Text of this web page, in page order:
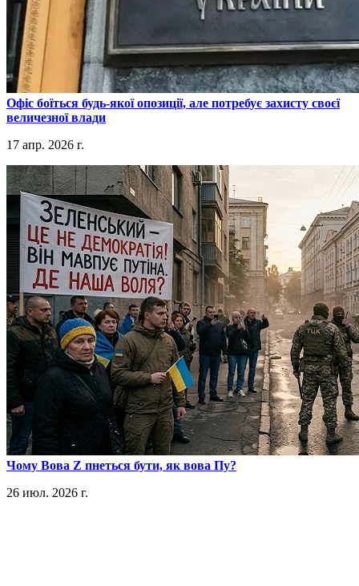
​Офіс боїться будь-якої опозиції, але потребує захисту своєї
величезної влади
17 апр. 2026 г.
​Чому Вова Z пнеться бути, як вова Пу?
26 июл. 2026 г.